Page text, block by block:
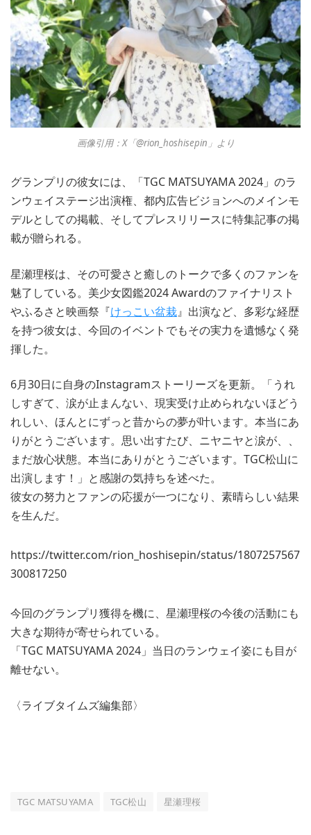
画像引用：X「@rion_hoshisepin」より
グランプリの彼女には、「TGC MATSUYAMA 2024」のラ
ンウェイステージ出演権、都内広告ビジョンへのメインモ
デルとしての掲載、そしてプレスリリースに特集記事の掲
載が贈られる。
星瀬理桜は、その可愛さと癒しのトークで多くのファンを
魅了している。美少女図鑑2024 Awardのファイナリスト
やふるさと映画祭『けっこい盆栽』出演など、多彩な経歴
を持つ彼女は、今回のイベントでもその実力を遺憾なく発
揮した。
6月30日に自身のInstagramストーリーズを更新。「うれ
しすぎて、涙が止まんない、現実受け止められないほどう
れしい、ほんとにずっと昔からの夢が叶います。本当にあ
りがとうございます。思い出すたび、ニヤニヤと涙が、、
まだ放心状態。本当にありがとうございます。TGC松山に
出演します！」と感謝の気持ちを述べた。
彼女の努力とファンの応援が一つになり、素晴らしい結果
を生んだ。
https://twitter.com/rion_hoshisepin/status/1807257567
300817250
今回のグランプリ獲得を機に、星瀬理桜の今後の活動にも
大きな期待が寄せられている。
「TGC MATSUYAMA 2024」当日のランウェイ姿にも目が
離せない。
〈ライブタイムズ編集部〉
TGC MATSUYAMA TGC松山 星瀬理桜